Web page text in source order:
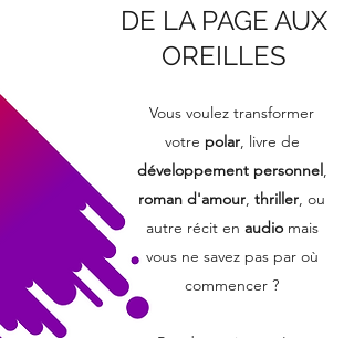
DE LA PAGE AUX
OREILLES
Vous voulez transformer
votre polar, livre de
développement personnel,
roman d'amour, thriller, ou
autre récit en audio mais
vous ne savez pas par où
commencer ?